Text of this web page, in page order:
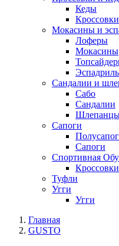
Кеды
Мокасины и
Лоферы
Мокасины
Сандалии и
Сабо
Сандалии
Шлепанцы
Сапоги
Сапоги
Спортивная
Кроссовки
Туфли
Угги
Угги
Главная
GUSTO